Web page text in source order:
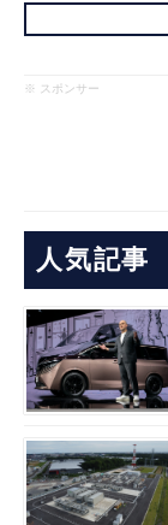
※ スポンサー
人気記事